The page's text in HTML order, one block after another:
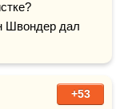
Швондер дал
+53